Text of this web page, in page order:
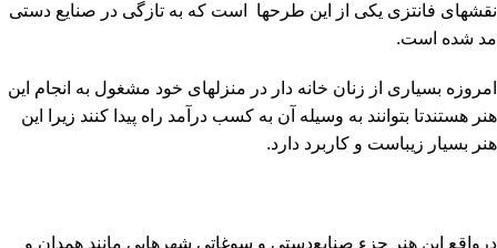
نقشهای فانتزی یکی از این طرحها است که به تازگی در صنایع دستی
مد شده است.
امروزه بسیاری از زنان خانه دار در منزلهای خود مشغول به انجام این
هنر هستندتا بتوانند به وسیله آن به کسب درآمد راه پیدا کنند زیرا این
هنر بسیار زیباست و کاربرد دارد.
درواقع این هنر جزء صنایع‌دستی و سوغاتی شهرهایی مانند همدان و